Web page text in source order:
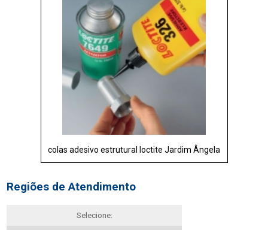
colas adesivo estrutural loctite Jardim Ângela
Regiões de Atendimento
Selecione: